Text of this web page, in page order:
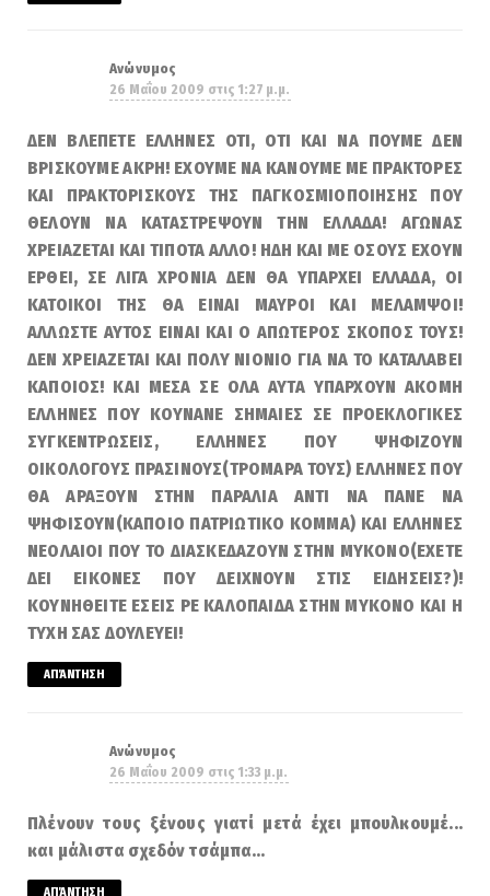
Ανώνυμος
26 Μαΐου 2009 στις 1:27 μ.μ.
ΔΕΝ ΒΛΕΠΕΤΕ ΕΛΛΗΝΕΣ ΟΤΙ, ΟΤΙ ΚΑΙ ΝΑ ΠΟΥΜΕ ΔΕΝ
ΒΡΙΣΚΟΥΜΕ ΑΚΡΗ! ΕΧΟΥΜΕ ΝΑ ΚΑΝΟΥΜΕ ΜΕ ΠΡΑΚΤΟΡΕΣ
ΚΑΙ ΠΡΑΚΤΟΡΙΣΚΟΥΣ ΤΗΣ ΠΑΓΚΟΣΜΙΟΠΟΙΗΣΗΣ ΠΟΥ
ΘΕΛΟΥΝ ΝΑ ΚΑΤΑΣΤΡΕΨΟΥΝ ΤΗΝ ΕΛΛΑΔΑ! ΑΓΩΝΑΣ
ΧΡΕΙΑΖΕΤΑΙ ΚΑΙ ΤΙΠΟΤΑ ΑΛΛΟ! ΗΔΗ ΚΑΙ ΜΕ ΟΣΟΥΣ ΕΧΟΥΝ
ΕΡΘΕΙ, ΣΕ ΛΙΓΑ ΧΡΟΝΙΑ ΔΕΝ ΘΑ ΥΠΑΡΧΕΙ ΕΛΛΑΔΑ, ΟΙ
ΚΑΤΟΙΚΟΙ ΤΗΣ ΘΑ ΕΙΝΑΙ ΜΑΥΡΟΙ ΚΑΙ ΜΕΛΑΜΨΟΙ!
ΑΛΛΩΣΤΕ ΑΥΤΟΣ ΕΙΝΑΙ ΚΑΙ Ο ΑΠΩΤΕΡΟΣ ΣΚΟΠΟΣ ΤΟΥΣ!
ΔΕΝ ΧΡΕΙΑΖΕΤΑΙ ΚΑΙ ΠΟΛΥ ΝΙΟΝΙΟ ΓΙΑ ΝΑ ΤΟ ΚΑΤΑΛΑΒΕΙ
ΚΑΠΟΙΟΣ! ΚΑΙ ΜΕΣΑ ΣΕ ΟΛΑ ΑΥΤΑ ΥΠΑΡΧΟΥΝ ΑΚΟΜΗ
ΕΛΛΗΝΕΣ ΠΟΥ ΚΟΥΝΑΝΕ ΣΗΜΑΙΕΣ ΣΕ ΠΡΟΕΚΛΟΓΙΚΕΣ
ΣΥΓΚΕΝΤΡΩΣΕΙΣ, ΕΛΛΗΝΕΣ ΠΟΥ ΨΗΦΙΖΟΥΝ
ΟΙΚΟΛΟΓΟΥΣ ΠΡΑΣΙΝΟΥΣ(ΤΡΟΜΑΡΑ ΤΟΥΣ) ΕΛΛΗΝΕΣ ΠΟΥ
ΘΑ ΑΡΑΞΟΥΝ ΣΤΗΝ ΠΑΡΑΛΙΑ ΑΝΤΙ ΝΑ ΠΑΝΕ ΝΑ
ΨΗΦΙΣΟΥΝ(ΚΑΠΟΙΟ ΠΑΤΡΙΩΤΙΚΟ ΚΟΜΜΑ) ΚΑΙ ΕΛΛΗΝΕΣ
ΝΕΟΛΑΙΟΙ ΠΟΥ ΤΟ ΔΙΑΣΚΕΔΑΖΟΥΝ ΣΤΗΝ ΜΥΚΟΝΟ(ΕΧΕΤΕ
ΔΕΙ ΕΙΚΟΝΕΣ ΠΟΥ ΔΕΙΧΝΟΥΝ ΣΤΙΣ ΕΙΔΗΣΕΙΣ?)!
ΚΟΥΝΗΘΕΙΤΕ ΕΣΕΙΣ ΡΕ ΚΑΛΟΠΑΙΔΑ ΣΤΗΝ ΜΥΚΟΝΟ ΚΑΙ Η
ΤΥΧΗ ΣΑΣ ΔΟΥΛΕΥΕΙ!
ΑΠΆΝΤΗΣΗ
Ανώνυμος
26 Μαΐου 2009 στις 1:33 μ.μ.
Πλένουν τους ξένους γιατί μετά έχει μπουλκουμέ...
και μάλιστα σχεδόν τσάμπα...
ΑΠΆΝΤΗΣΗ